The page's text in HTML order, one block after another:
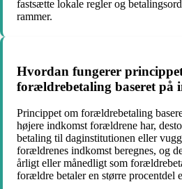
fastsætte lokale regler og
rammer.
Hvordan fungerer
forældrebetaling baseret på
Princippet om forældrebetaling
højere indkomst forældrene har,
betaling til daginstitutionen eller
forældrenes indkomst beregnes, og
årligt eller månedligt som
forældre betaler en større procentdel